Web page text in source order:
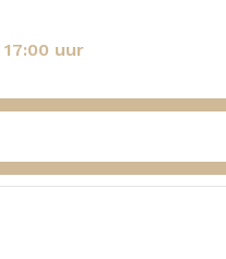
17:00 uur
Aquasense Plafondarm